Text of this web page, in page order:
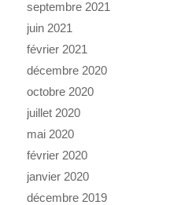
septembre 2021
juin 2021
février 2021
décembre 2020
octobre 2020
juillet 2020
mai 2020
février 2020
janvier 2020
décembre 2019